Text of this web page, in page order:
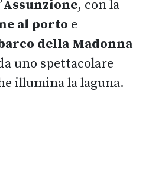
Assunzione, con la
al porto e
della Madonna
uno spettacolare
illumina la laguna.